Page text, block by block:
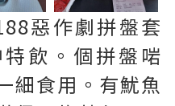
惡作劇拼盤套
飲。個拼盤啱
細食用。有魷魚